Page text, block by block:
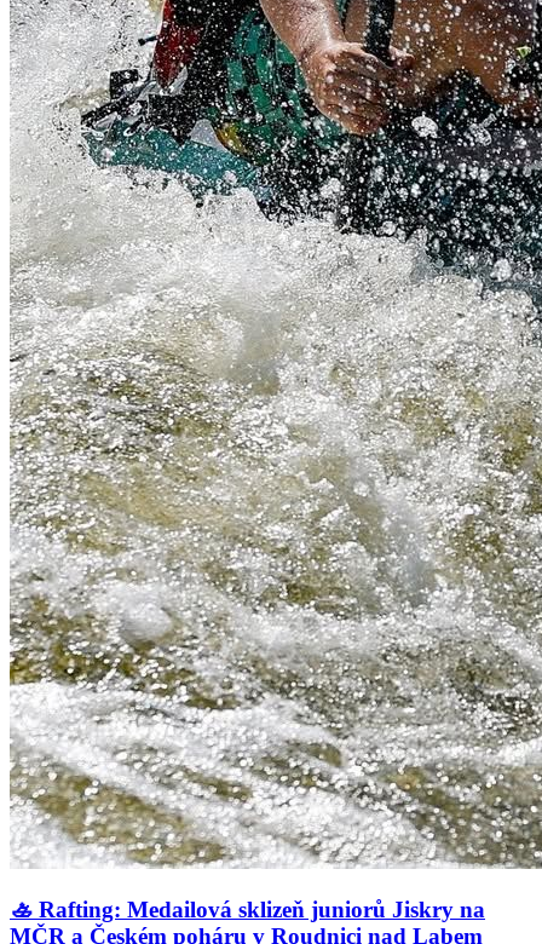
🚣 Rafting: Medailová sklizeň juniorů Jiskry na
MČR a Českém poháru v Roudnici nad Labem